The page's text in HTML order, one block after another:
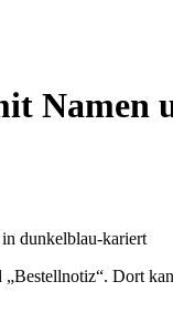
Namen
dunkelblau-kariert
Dort